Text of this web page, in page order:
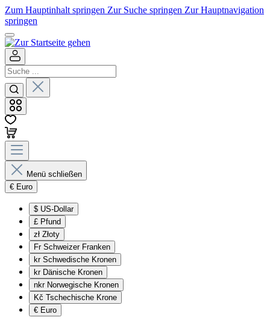
Zum Hauptinhalt springen Zur Suche springen Zur Hauptnavigation
springen
Menü schließen
€ Euro
$ US-Dollar
£ Pfund
zł Złoty
Fr Schweizer Franken
kr Schwedische Kronen
kr Dänische Kronen
nkr Norwegische Kronen
Kč Tschechische Krone
€ Euro